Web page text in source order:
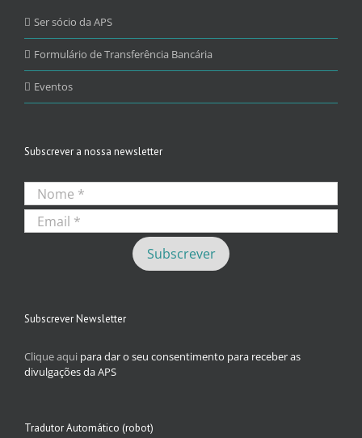
Ser sócio da APS
Formulário de Transferência Bancária
Eventos
Subscrever a nossa newsletter
Subscrever Newsletter
Clique aqui para dar o seu consentimento para receber as
divulgações da APS
Tradutor Automático (robot)